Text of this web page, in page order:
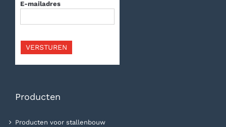
E-mailadres
VERSTUREN
Producten
Producten voor stallenbouw